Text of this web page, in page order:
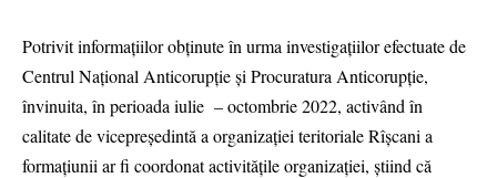
Potrivit informațiilor obținute în urma investigațiilor efectuate de
Centrul Național Anticorupție și Procuratura Anticorupție,
învinuita, în perioada iulie – octombrie 2022, activând în
calitate de vicepreședintă a organizației teritoriale Rîșcani a
formațiunii ar fi coordonat activitățile organizației, știind că